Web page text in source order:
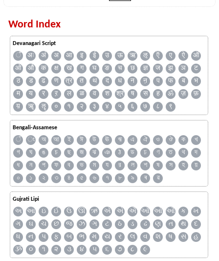
Word Index
Devanagari Script
ँ अः अं अ आ इ ई उ ऊ ऋ ऌ ऍ ए ऐ
ऑ
ओ
औ क क्ष ख ग घ ङ च छ ज्ञ ज झ ञ
ट
ठ
ड ढ ण त्र त थ द ध न ऩ प फ ब
भ
म
य र ऱ ल ळ व श श्र ष स ह ॐ ज़
फ़
य़
ॠ ॡ ० १ २ ३ ४ ५ ६ ७ ८ ९
Bengali-Assamese
ঁ ং অ আ ই ঈ উ ঊ ঋ এ ঐ ও ঔ ক
খ
গ
ঘ ঙ চ ছ জ ঝ ঞ ঠ ড ঢ ণ ত থ
দ
ধ
ন প ফ ব ভ ম য র ল শ ষ স হ
য়
০
১ ২ ৩ ৪ ৫ ৬ ৭ ৮ ৯ ৰ ৱ
Gujrati Lipi
અ આ ઇ ઈ ઉ ઊ ઋ ઍ એ ઐ ઑ ઓ ઔ ક
ખ
ગ
ઘ ચ છ જ ઝ ઞ ટ ઠ ડ ઢ ણ ત થ
દ
ધ
ન પ ફ બ ભ મ ય ર લ વ શ ષ સ
હ
ૐ
૦ ૧ ૨ ૩ ૪ ૫ ૬ ૭ ૮ ૯